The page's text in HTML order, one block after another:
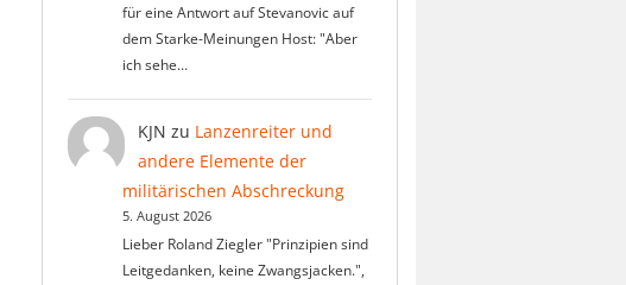
für eine Antwort auf Stevanovic auf
dem Starke-Meinungen Host: "Aber
ich sehe…
KJN zu Lanzenreiter und
andere Elemente der
militärischen Abschreckung
5. August 2026
Lieber Roland Ziegler "Prinzipien sind
Leitgedanken, keine Zwangsjacken.",